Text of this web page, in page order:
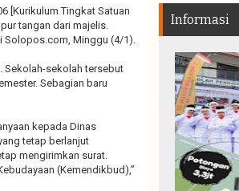
[Kurikulum Tingkat Satuan
tangan dari majelis.
Solopos.com, Minggu (4/1).
Sekolah-sekolah tersebut
Sebagian baru
kepada Dinas
tetap berlanjut
mengirimkan surat.
(Kemendikbud),”
Informasi